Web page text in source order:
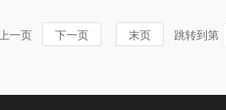
一页 下一页 末页 跳转到第